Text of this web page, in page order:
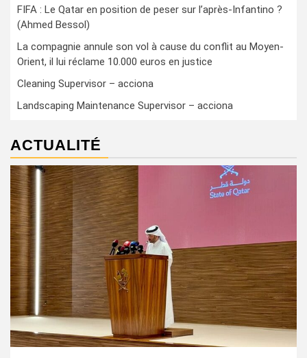
FIFA : Le Qatar en position de peser sur l’après-Infantino ?
(Ahmed Bessol)
La compagnie annule son vol à cause du conflit au Moyen-
Orient, il lui réclame 10.000 euros en justice
Cleaning Supervisor – acciona
Landscaping Maintenance Supervisor – acciona
ACTUALITÉ